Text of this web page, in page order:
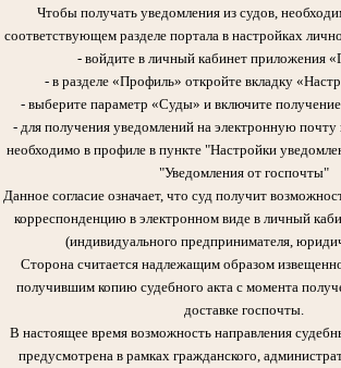
Чтобы получать уведомления из судов,
соответствующем разделе портала в настройках
- войдите в личный кабинет приложения
- в разделе «Профиль» откройте вкладку
- выберите параметр «Суды» и включите
- для получения уведомлений на электронную
необходимо в профиле в пункте "Настройки
"Уведомления от госпочты"
Данное согласие означает, что суд получит
корреспонденцию в электронном виде в личный
(индивидуального предпринимателя,
Сторона считается надлежащим образом
получившим копию судебного акта с момента
доставке госпочты.
В настоящее время возможность направления
предусмотрена в рамках гражданского,